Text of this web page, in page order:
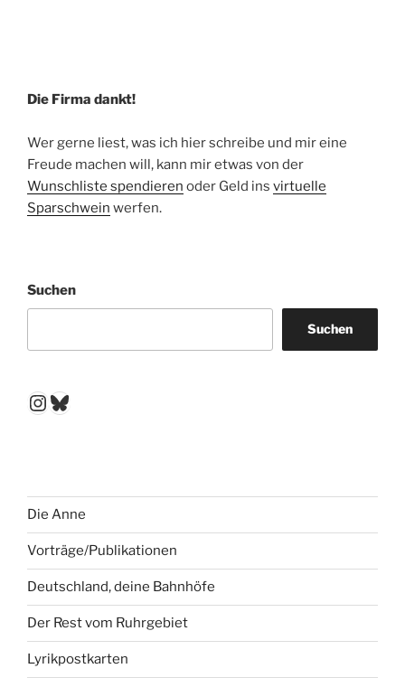
Die Firma dankt!
Wer gerne liest, was ich hier schreibe und mir eine
Freude machen will, kann mir etwas von der
Wunschliste spendieren oder Geld ins virtuelle
Sparschwein werfen.
Suchen
Suchen
Instagram
Bluesky
Die Anne
Vorträge/Publikationen
Deutschland, deine Bahnhöfe
Der Rest vom Ruhrgebiet
Lyrikpostkarten